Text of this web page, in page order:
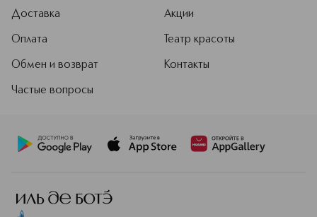
Доставка
Оплата
Обмен и возврат
Частые вопросы
Акции
Театр красоты
Контакты